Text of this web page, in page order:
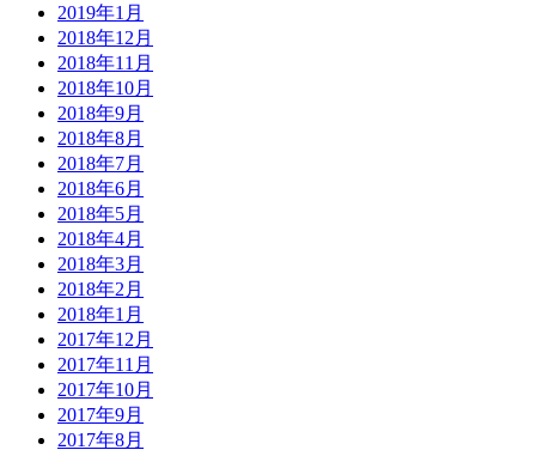
2019年1月
2018年12月
2018年11月
2018年10月
2018年9月
2018年8月
2018年7月
2018年6月
2018年5月
2018年4月
2018年3月
2018年2月
2018年1月
2017年12月
2017年11月
2017年10月
2017年9月
2017年8月